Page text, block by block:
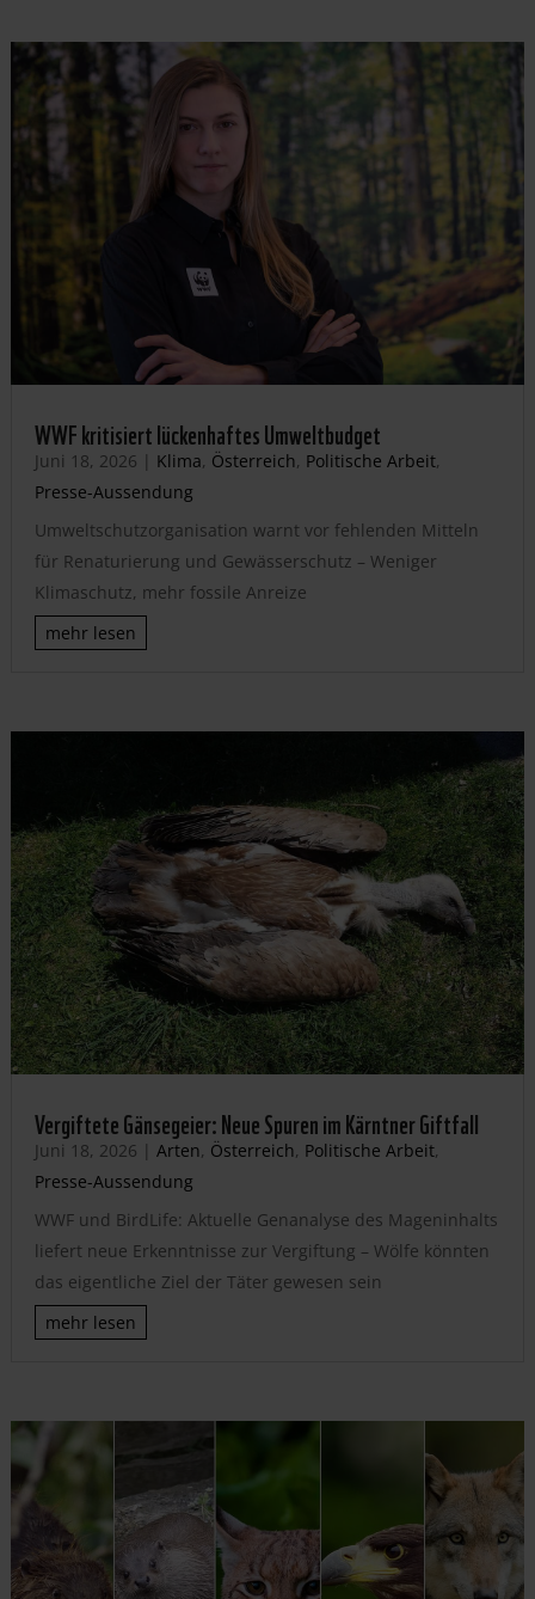
WWF kritisiert lückenhaftes Umweltbudget
Juni 18, 2026 | Klima, Österreich, Politische Arbeit,
Presse-Aussendung
Umweltschutzorganisation warnt vor fehlenden Mitteln
für Renaturierung und Gewässerschutz – Weniger
Klimaschutz, mehr fossile Anreize
mehr lesen
Vergiftete Gänsegeier: Neue Spuren im Kärntner Giftfall
Juni 18, 2026 | Arten, Österreich, Politische Arbeit,
Presse-Aussendung
WWF und BirdLife: Aktuelle Genanalyse des Mageninhalts
liefert neue Erkenntnisse zur Vergiftung – Wölfe könnten
das eigentliche Ziel der Täter gewesen sein
mehr lesen